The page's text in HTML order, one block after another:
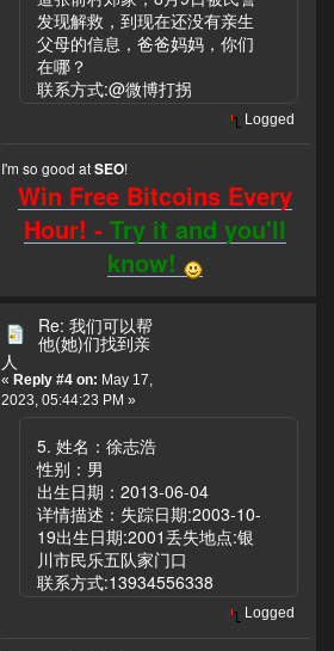
发现解救，到现在还没有亲生
父母的信息，爸爸妈妈，你们
在哪？
联系方式:@微博打拐
Logged
I'm so good atSEO!
Win Free Bitcoins Every
Hour! -Try it and you'll
know!
Re: 我们可以帮
他(她)们找到亲
人
« Reply #4 on: May 17,
2023, 05:44:23 PM »
5. 姓名：徐志浩
性别：男
出生日期：2013-06-04
详情描述：失踪日期:2003-10-
19出生日期:2001丢失地点:银
川市民乐五队家门口
联系方式:13934556338
Logged